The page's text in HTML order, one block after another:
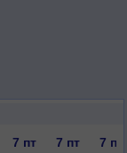
7 пт 7 пт 7 пт